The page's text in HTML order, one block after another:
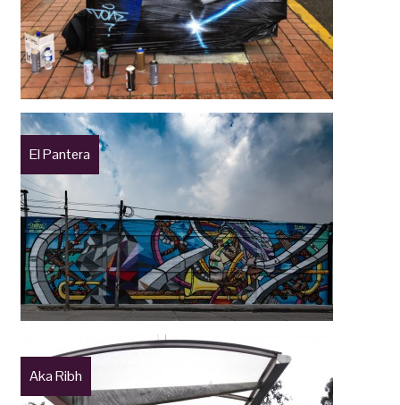
El Pantera
Aka Ribh